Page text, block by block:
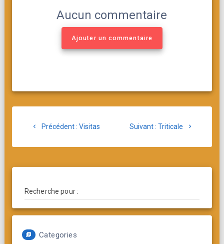
Aucun commentaire
Ajouter un commentaire
Précédent : Article
:
Visitas Suivant : Article
:
Triticale
Recherche pour :
Categories